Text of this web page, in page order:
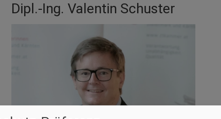
Dipl.-Ing. Valentin Schuster